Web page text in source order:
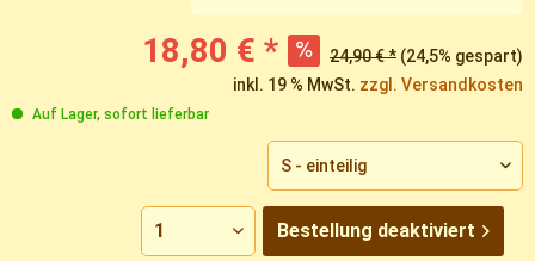
18,80 € * 24,90 € * (24,5% gespart)
inkl. 19 % MwSt. zzgl. Versandkosten
Auf Lager, sofort lieferbar
Bestellung deaktiviert